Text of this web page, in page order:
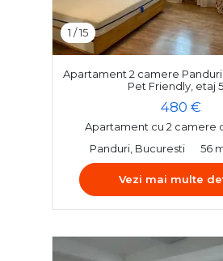
1 /15
Apartament 2 camere
Pet Friendly, etaj
480 €
Apartament cu 2 camere
Panduri, Bucuresti
56
Vezi mai multe